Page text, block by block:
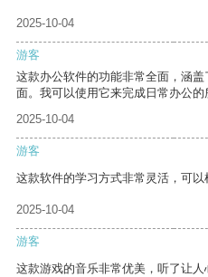
2025-10-04
游客
这款办公软件的功能非常全面，涵
面。我可以使用它来完成日常办公的
2025-10-04
游客
这款软件的学习方式非常灵活，可以
2025-10-04
游客
这款游戏的音乐非常优美，听了让人